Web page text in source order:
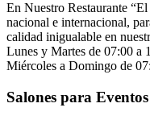
En Nuestro Restaurante
nacional e internacional,
calidad inigualable en
Lunes y Martes de 07:00 a
Miércoles a Domingo de
Salones para Eventos